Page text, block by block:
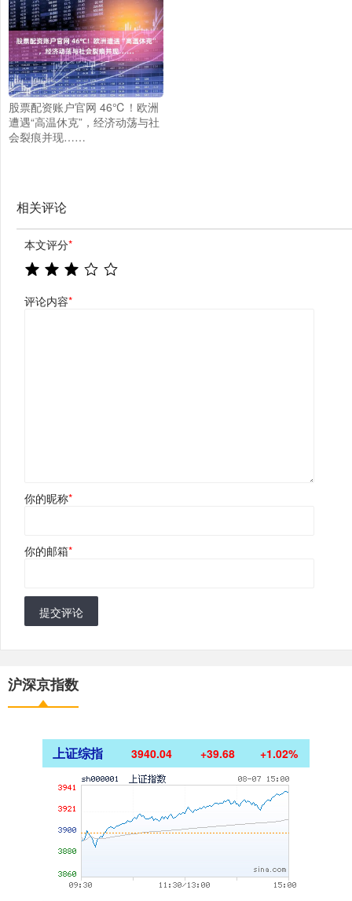
股票配资账户官网 46℃！欧洲
遭遇“高温休克”，经济动荡与社
会裂痕并现……
相关评论
本文评分*
评论内容*
你的昵称*
你的邮箱*
提交评论
沪深京指数
上证综指 3940.04 +39.68 +1.02%